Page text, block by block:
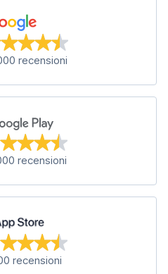
recensioni
recensioni
recensioni